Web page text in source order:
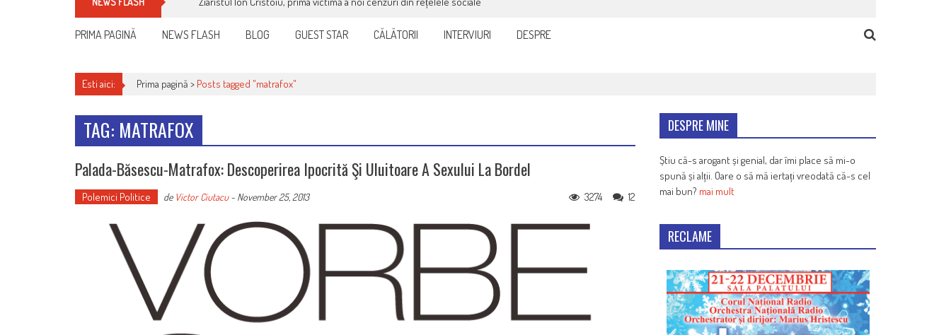
PRIMA PAGINĂ NEWS FLASH BLOG GUEST STAR CĂLĂTORII INTERVIURI DESPRE
Esti aici: Prima pagină > Posts tagged "matrafox"
TAG: MATRAFOX
Palada-Băsescu-Matrafox: Descoperirea Ipocrită Şi Uluitoare A Sexului La Bordel
Polemici Politice de Victor Ciutacu- November 25, 2013 12
3274
DESPRE MINE
Știu că-s arogant și genial, dar îmi place să mi-o
spună și alții. Oare o să mă iertați vreodată că-s cel
mai bun? mai mult
RECLAME